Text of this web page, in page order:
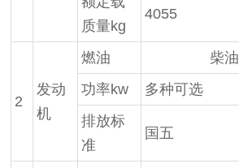
质量kg
4055
2
发动
机
燃油
柴油
功率kw
多种可选
排放标
准
国五